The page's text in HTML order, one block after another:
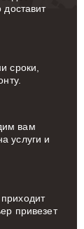
доставит
сроки,
вам
услуги и
привезет